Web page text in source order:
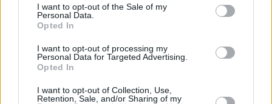
consent section.
I want to opt-out of the Sale of my
Personal Data.
Opted In
I want to opt-out of processing my
Personal Data for Targeted Advertising.
Opted In
I want to opt-out of Collection, Use,
Retention, Sale, and/or Sharing of my
Tras la actuación estelar de Patty Mills, quien anotó 36
puntos en el FIBA ​​Patty con La Laguna Tenerife,...
Xavi Pascual, tras la pésima
imagen ante Valencia Basket:
31/MAY/26 21:56